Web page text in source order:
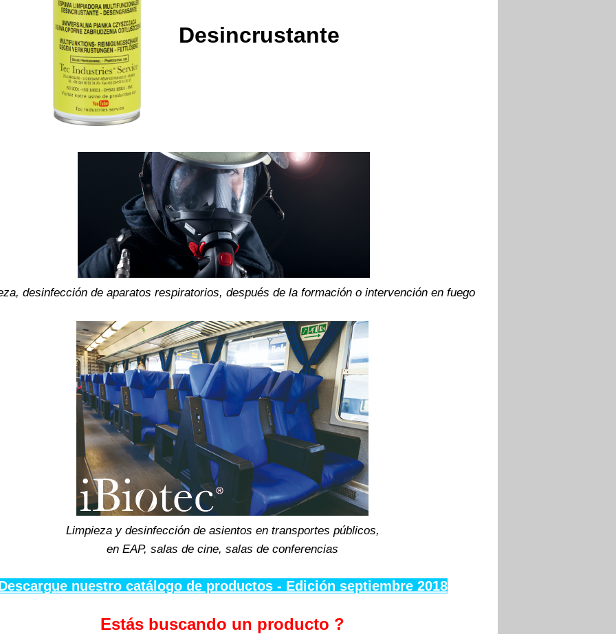
Desincrustante
desinfección de aparatos respiratorios, después de la formación o intervención en fuego
Limpieza y desinfección de asientos en transportes públicos,
en EAP, salas de cine, salas de conferencias
nuestro catálogo de productos - Edición septiembre 2018
Estás buscando un producto ?